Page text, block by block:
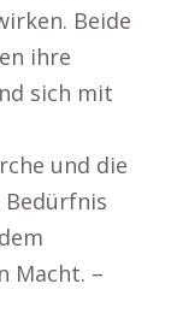
Beide
ihre
sich mit
und die
Bedürfnis
Macht. –